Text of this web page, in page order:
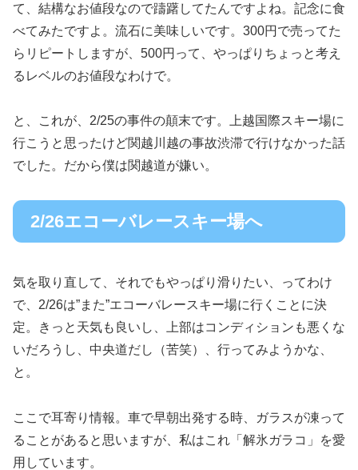
て、結構なお値段なので躊躇してたんですよね。記念に食
べてみたですよ。流石に美味しいです。300円で売ってた
らリピートしますが、500円って、やっぱりちょっと考え
るレベルのお値段なわけで。
と、これが、2/25の事件の顛末です。上越国際スキー場に
行こうと思ったけど関越川越の事故渋滞で行けなかった話
でした。だから僕は関越道が嫌い。
2/26エコーバレースキー場へ
気を取り直して、それでもやっぱり滑りたい、ってわけ
で、2/26は”また”エコーバレースキー場に行くことに決
定。きっと天気も良いし、上部はコンディションも悪くな
いだろうし、中央道だし（苦笑）、行ってみようかな、
と。
ここで耳寄り情報。車で早朝出発する時、ガラスが凍って
ることがあると思いますが、私はこれ「解氷ガラコ」を愛
用しています。